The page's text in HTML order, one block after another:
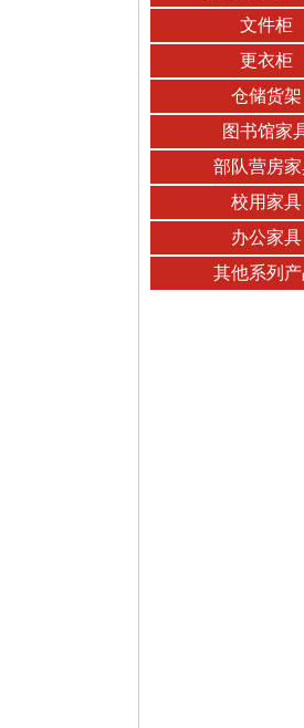
文件柜
更衣柜
仓储货架
图书馆家
部队营房
校用家具
办公家具
其他系列产